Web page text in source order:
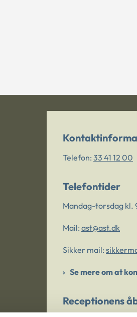
Telefon: 33 41 12 00
Telefontider
Mandag-torsdag kl.
Mail: ast@ast.dk
Sikker mail:
Se mere om at
Receptionens